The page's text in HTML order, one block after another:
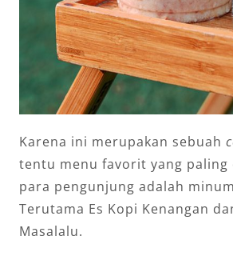
Karena ini merupakan sebuah
tentu menu favorit yang paling
para pengunjung adalah
Terutama Es Kopi Kenangan
Masalalu.